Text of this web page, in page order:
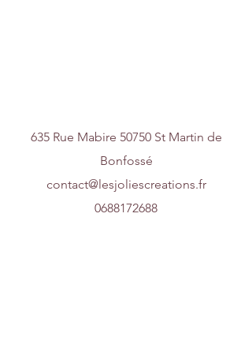
635 Rue Mabire 50750 St Martin de
Bonfossé
contact@lesjoliescreations.fr
0688172688